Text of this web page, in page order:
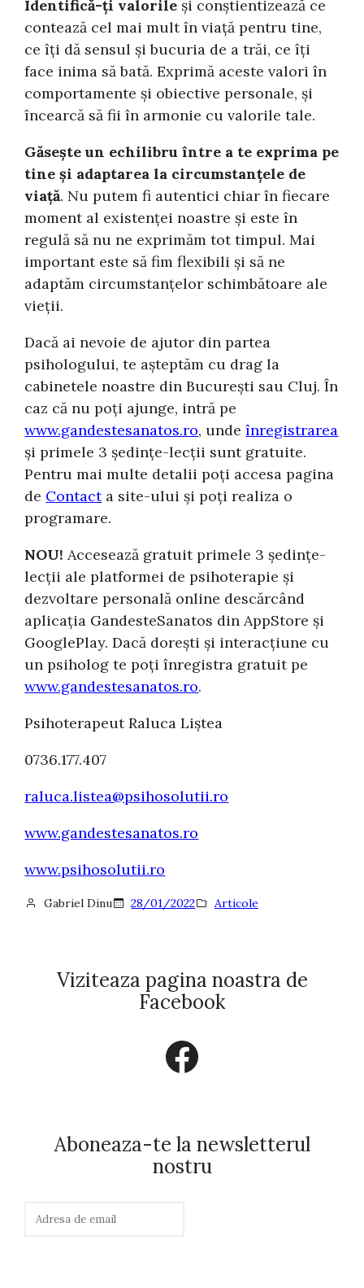
Identifică-ți valorile și conștientizează ce
contează cel mai mult în viață pentru tine,
ce îți dă sensul și bucuria de a trăi, ce îți
face inima să bată. Exprimă aceste valori în
comportamente și obiective personale, și
încearcă să fii în armonie cu valorile tale.
Găsește un echilibru între a te exprima pe
tine și adaptarea la circumstanțele de
viață. Nu putem fi autentici chiar în fiecare
moment al existenței noastre și este în
regulă să nu ne exprimăm tot timpul. Mai
important este să fim flexibili și să ne
adaptăm circumstanțelor schimbătoare ale
vieții.
Dacă ai nevoie de ajutor din partea
psihologului, te așteptăm cu drag la
cabinetele noastre din București sau Cluj. În
caz că nu poți ajunge, intră pe
www.gandestesanatos.ro, undeînregistrarea
și primele 3 ședințe-lecții sunt gratuite.
Pentru mai multe detalii poți accesa pagina
de Contacta site-ului și poți realiza o
programare.
NOU! Accesează gratuit primele 3 ședințe-
lecții ale platformei de psihoterapie și
dezvoltare personală online descărcând
aplicația GandesteSanatos din AppStore și
GooglePlay. Dacă dorești și interacțiune cu
un psiholog te poți înregistra gratuit pe
www.gandestesanatos.ro.
Psihoterapeut Raluca Liștea
0736.177.407
raluca.listea@psihosolutii.ro
www.gandestesanatos.ro
www.psihosolutii.ro
Gabriel Dinu 28/01/2022 Articole
Viziteaza pagina noastra de
Facebook
Facebook
Aboneaza-te la newsletterul
nostru